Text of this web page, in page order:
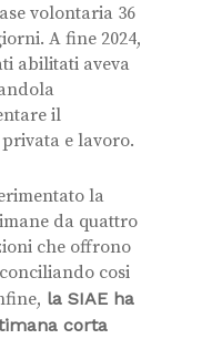
volontaria 36
A fine 2024,
abilitati aveva
il
e lavoro.
la
da quattro
che offrono
cosi
la SIAE ha
corta